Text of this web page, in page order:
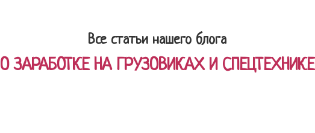
Все статьи нашего блога
О ЗАРАБОТКЕ НА ГРУЗОВИКАХ И СПЕЦТЕХНИКЕ